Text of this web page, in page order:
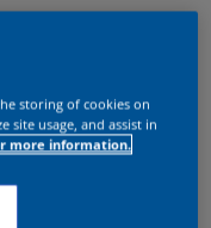
storing of cookies on
site usage, and assist in
more information.